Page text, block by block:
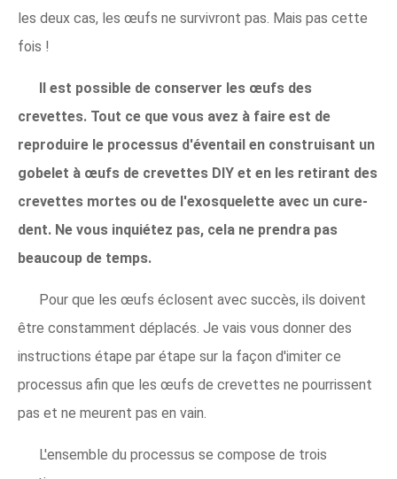
les deux cas, les œufs ne survivront pas. Mais pas cette
fois !
Il est possible de conserver les œufs des
crevettes. Tout ce que vous avez à faire est de
reproduire le processus d'éventail en construisant un
gobelet à œufs de crevettes DIY et en les retirant des
crevettes mortes ou de l'exosquelette avec un cure-
dent. Ne vous inquiétez pas, cela ne prendra pas
beaucoup de temps.
Pour que les œufs éclosent avec succès, ils doivent
être constamment déplacés. Je vais vous donner des
instructions étape par étape sur la façon d'imiter ce
processus afin que les œufs de crevettes ne pourrissent
pas et ne meurent pas en vain.
L'ensemble du processus se compose de trois